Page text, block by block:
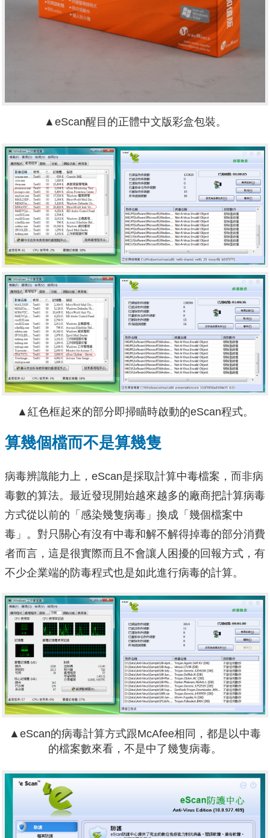
▲eScan醒目的正體中文版彩盒包裝。
▲紅色框起來的部分即掃瞄時啟動的eScan程式。
算幾個檔而不是算幾隻
病毒辨識能力上，eScan是採取計算中毒檔案，而非病
毒數的算法。最近發現開始越來越多的廠商把計算病毒
方式從以前的「感染幾隻病毒」換成「幾個檔案中
毒」。對只關心有沒有中毒和解不解得掉毒的部分消費
者而言，這是很實際而且不會讓人困擾的回報方式，有
不少企業端的防毒程式也是如此進行病毒的計算。
▲eScan的病毒計算方式跟McAfee相同，都是以中毒
的檔案數來看，不是中了幾隻病毒。